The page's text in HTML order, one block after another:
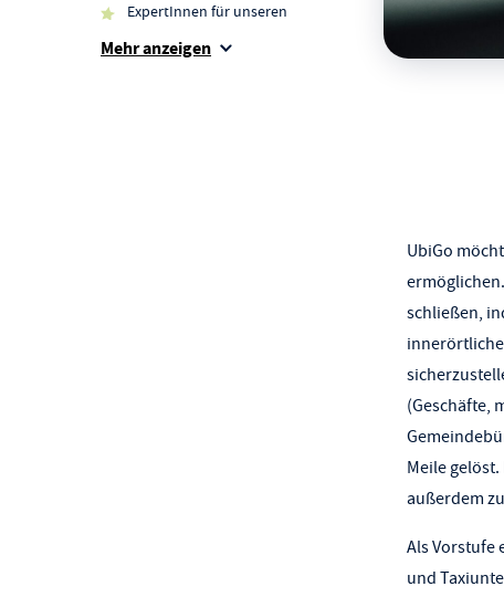
ExpertInnen für unseren
Mehr anzeigen
UbiGo
schließen,
(Geschäfte,
Meile
außerdem
Als Vorstufe
und